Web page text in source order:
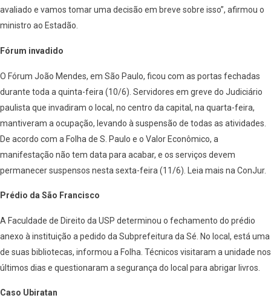
avaliado e vamos tomar uma decisão em breve sobre isso”, afirmou o
ministro ao Estadão.
Fórum invadido
O Fórum João Mendes, em São Paulo, ficou com as portas fechadas
durante toda a quinta-feira (10/6). Servidores em greve do Judiciário
paulista que invadiram o local, no centro da capital, na quarta-feira,
mantiveram a ocupação, levando à suspensão de todas as atividades.
De acordo com a Folha de S. Paulo e o Valor Econômico, a
manifestação não tem data para acabar, e os serviços devem
permanecer suspensos nesta sexta-feira (11/6). Leia mais na ConJur.
Prédio da São Francisco
A Faculdade de Direito da USP determinou o fechamento do prédio
anexo à instituição a pedido da Subprefeitura da Sé. No local, está uma
de suas bibliotecas, informou a Folha. Técnicos visitaram a unidade nos
últimos dias e questionaram a segurança do local para abrigar livros.
Caso Ubiratan